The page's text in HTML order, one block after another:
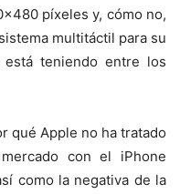
píxeles y, cómo no,
multitáctil para su
teniendo entre los
qué Apple no ha tratado
con el iPhone
como la negativa de la